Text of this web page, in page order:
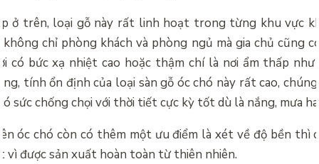
ở trên, loại gỗ này rất linh hoạt trong từng khu vực
chỉ phòng khách và phòng ngủ mà gia chủ cũng
có bức xạ nhiệt cao hoặc thậm chí là nơi ẩm thấp
tính ổn định của loại sàn gỗ óc chó này rất cao,
sức chống chọi với thời tiết cực kỳ tốt dù là nắng, mưa
óc chó còn có thêm một ưu điểm là xét về độ bền thì
vì được sản xuất hoàn toàn từ thiên nhiên.